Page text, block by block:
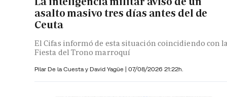
asalto masivo tres días antes del de
Ceuta
El Cifas informó de esta situación coincidiendo con
Fiesta del Trono marroquí
Pilar De la Cuesta y David Yagüe | 07/08/2026 21:22h.